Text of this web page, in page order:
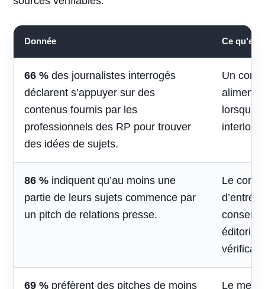
Donnée Ce
66 % des journalistes interrogés
déclarent s’appuyer sur des
contenus fournis par les
professionnels des RP pour trouver
des idées de sujets.
Un
lorsqu’il
86 % indiquent qu’au moins une
partie de leurs sujets commence par
un pitch de relations presse.
Le
69 % préfèrent des pitches de moins
Le